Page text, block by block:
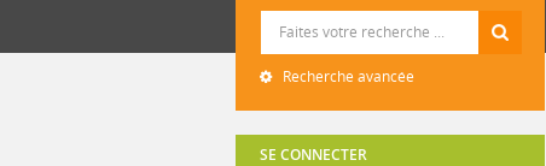
Recherche avancée
SE CONNECTER